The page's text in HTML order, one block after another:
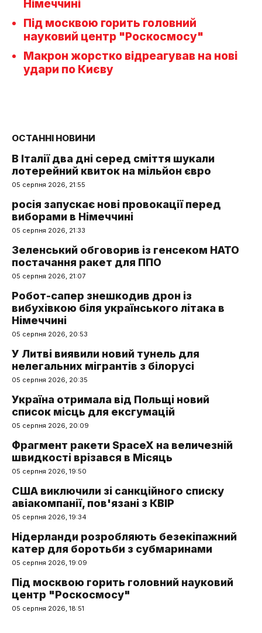
Німеччині
Під москвою горить головний
науковий центр "Роскосмосу"
Макрон жорстко відреагував на нові
удари по Києву
ОСТАННІ НОВИНИ
В Італії два дні серед сміття шукали
лотерейний квиток на мільйон євро
05 серпня 2026, 21:55
росія запускає нові провокації перед
виборами в Німеччині
05 серпня 2026, 21:33
Зеленський обговорив із генсеком НАТО
постачання ракет для ППО
05 серпня 2026, 21:07
Робот-сапер знешкодив дрон із
вибухівкою біля українського літака в
Німеччині
05 серпня 2026, 20:53
У Литві виявили новий тунель для
нелегальних мігрантів з білорусі
05 серпня 2026, 20:35
Україна отримала від Польщі новий
список місць для ексгумацій
05 серпня 2026, 20:09
Фрагмент ракети SpaceX на величезній
швидкості врізався в Місяць
05 серпня 2026, 19:50
США виключили зі санкційного списку
авіакомпанії, пов'язані з КВІР
05 серпня 2026, 19:34
Нідерланди розробляють безекіпажний
катер для боротьби з субмаринами
05 серпня 2026, 19:09
Під москвою горить головний науковий
центр "Роскосмосу"
05 серпня 2026, 18:51